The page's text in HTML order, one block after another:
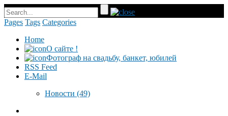
Pages Tags Categories
Home
О сайте !
Фотограф на свадьбу, банкет, юбилей
RSS Feed
E-Mail
Новости (49)